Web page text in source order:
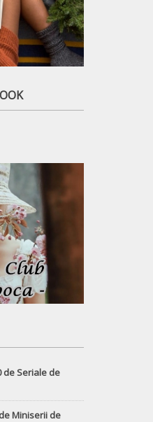
de Seriale de
Miniserii de